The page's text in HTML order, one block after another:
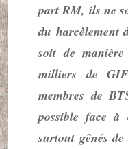
part RM, ils ne
du harcèlement
soit de
milliers de
membres de
possible face à
surtout gênés